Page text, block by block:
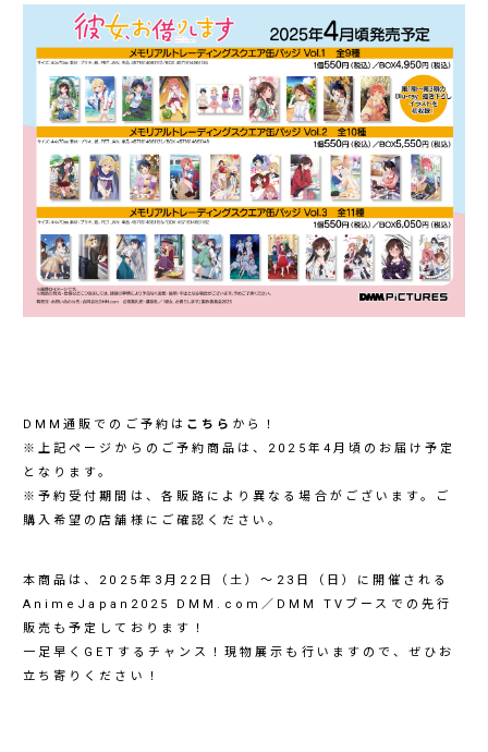
DMM通販でのご予約は こちら から！
※上記ページからのご予約商品は、2025年4月頃のお届け予定
となります。
※予約受付期間は、各販路により異なる場合がございます。ご
購入希望の店舗様にご確認ください。
本商品は、2025年3月22日（土）～23日（日）に開催される
AnimeJapan2025 DMM.com／DMM TVブースでの先行
販売も予定しております！
一足早くGETするチャンス！現物展示も行いますので、ぜひお
立ち寄りください！